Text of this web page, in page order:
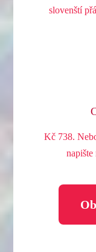
slovenští
Kč 738.